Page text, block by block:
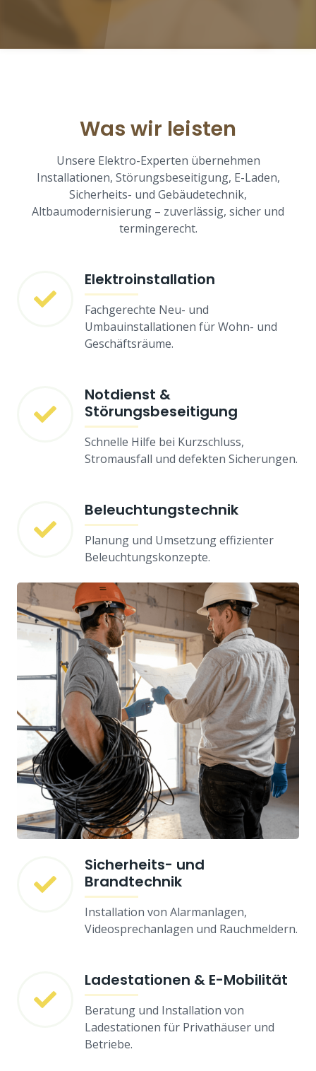
Was wir leisten
Unsere Elektro-Experten übernehmen
Installationen, Störungsbeseitigung, E-Laden,
Sicherheits- und Gebäudetechnik,
Altbaumodernisierung – zuverlässig, sicher und
termingerecht.
Elektroinstallation
Fachgerechte Neu- und
Umbauinstallationen für Wohn- und
Geschäftsräume.
Notdienst &
Störungsbeseitigung
Schnelle Hilfe bei Kurzschluss,
Stromausfall und defekten Sicherungen.
Beleuchtungstechnik
Planung und Umsetzung effizienter
Beleuchtungskonzepte.
Sicherheits- und
Brandtechnik
Installation von Alarmanlagen,
Videosprechanlagen und Rauchmeldern.
Ladestationen & E-Mobilität
Beratung und Installation von
Ladestationen für Privathäuser und
Betriebe.